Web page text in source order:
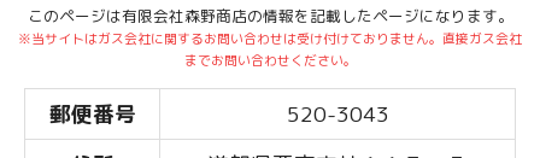
このページは有限会社森野商店の情報を記載したページになります。
※当サイトはガス会社に関するお問い合わせは受け付けておりません。直接ガス会社
までお問い合わせください。
郵便番号
520-3043